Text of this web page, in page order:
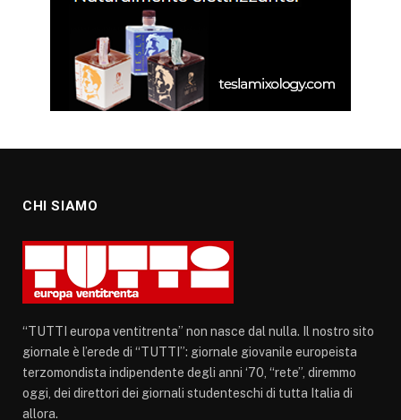
CHI SIAMO
“TUTTI europa ventitrenta” non nasce dal nulla. Il nostro sito
giornale è l’erede di “TUTTI”: giornale giovanile europeista
terzomondista indipendente degli anni ‘70, “rete”, diremmo
oggi, dei direttori dei giornali studenteschi di tutta Italia di
allora.